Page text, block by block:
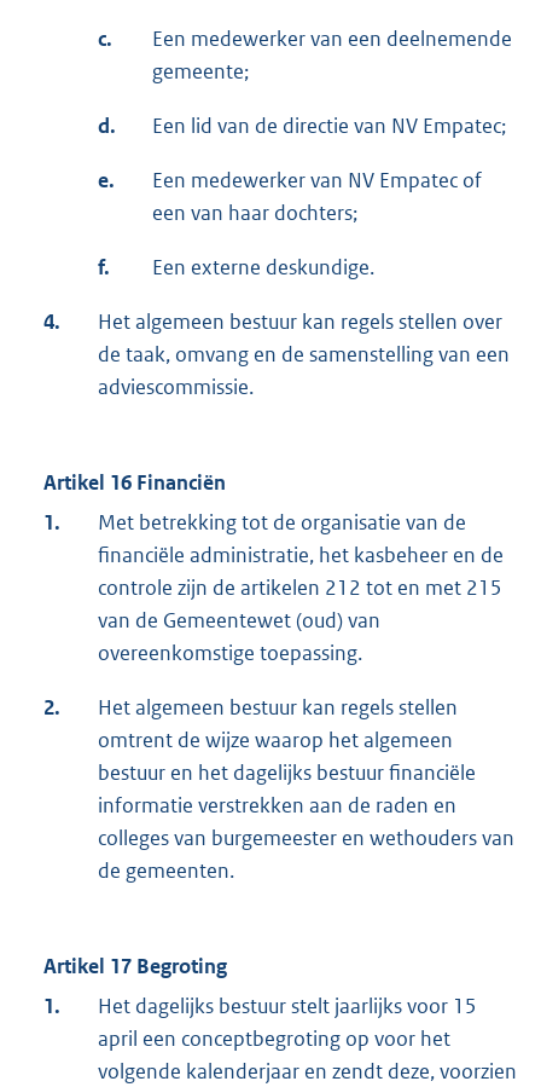
c.
Een medewerker van een deelnemende
gemeente;
d. Een lid van de directie van NV Empatec;
e.
Een medewerker van NV Empatec of
een van haar dochters;
f. Een externe deskundige.
4.
Het algemeen bestuur kan regels stellen over
de taak, omvang en de samenstelling van een
adviescommissie.
Artikel 16 Financiën
1.
Met betrekking tot de organisatie van de
financiële administratie, het kasbeheer en de
controle zijn de artikelen 212 tot en met 215
van de Gemeentewet (oud) van
overeenkomstige toepassing.
2.
Het algemeen bestuur kan regels stellen
omtrent de wijze waarop het algemeen
bestuur en het dagelijks bestuur financiële
informatie verstrekken aan de raden en
colleges van burgemeester en wethouders van
de gemeenten.
Artikel 17 Begroting
1.
Het dagelijks bestuur stelt jaarlijks voor 15
april een conceptbegroting op voor het
volgende kalenderjaar en zendt deze, voorzien